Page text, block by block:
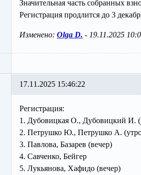
Значительная часть собранных
Регистрация продлится до 3
Изменено: Olga D. - 19.11.2025
17.11.2025 15:46:22
Регистрация:
1. Дубовицкая О., Дубовицкий И.
2. Петрушко Ю., Петрушко А.
3. Павлова, Базарев (вечер)
4. Савченко, Бейгер
5. Лукьянова, Хафидо (вечер)